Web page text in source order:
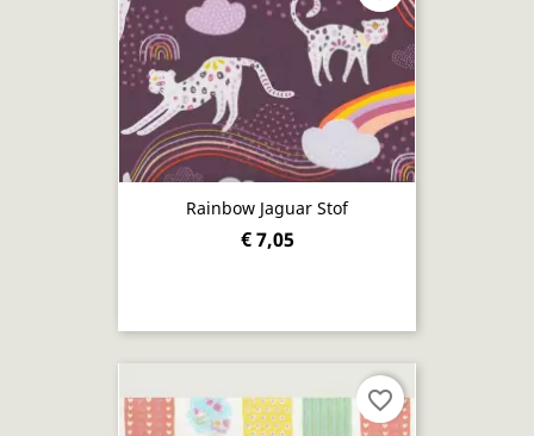
Rainbow Jaguar Stof
€ 7,05
favorite_border